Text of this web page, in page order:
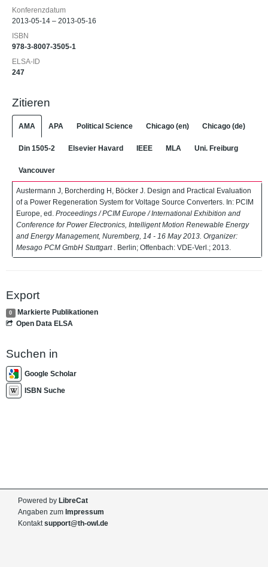
Konferenzdatum
2013-05-14 – 2013-05-16
ISBN
978-3-8007-3505-1
ELSA-ID
247
Zitieren
AMA APA Political Science Chicago (en) Chicago (de)
Din 1505-2 Elsevier Havard IEEE MLA Uni. Freiburg
Vancouver
Austermann J, Borcherding H, Böcker J. Design and Practical Evaluation
of a Power Regeneration System for Voltage Source Converters. In: PCIM
Europe, ed. Proceedings / PCIM Europe / International Exhibition and
Conference for Power Electronics, Intelligent Motion Renewable Energy
and Energy Management, Nuremberg, 14 - 16 May 2013. Organizer:
Mesago PCM GmbH Stuttgart
. Berlin; Offenbach: VDE-Verl.; 2013.
Export
0
Markierte Publikationen
Open Data ELSA
Suchen in
Google Scholar
ISBN Suche
Powered by LibreCat
Angaben zum Impressum
Kontaktsupport@th-owl.de